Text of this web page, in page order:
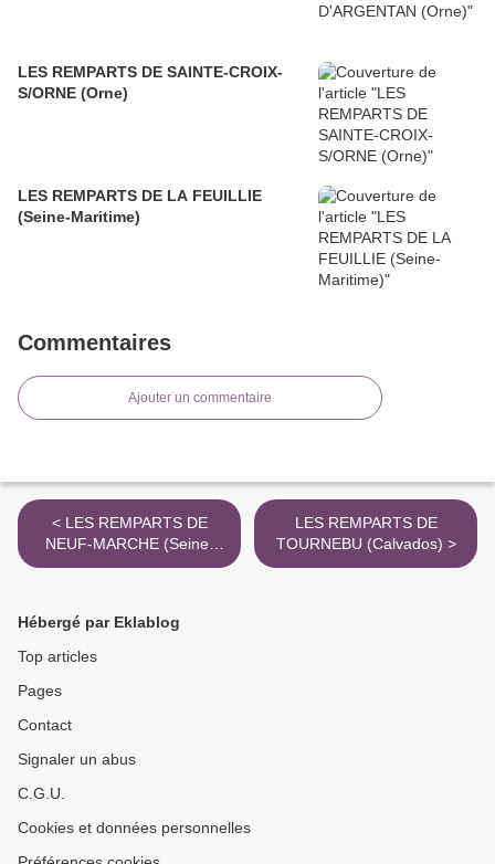
LES REMPARTS DE SAINTE-CROIX-
S/ORNE (Orne)
LES REMPARTS DE LA FEUILLIE
(Seine-Maritime)
Commentaires
Ajouter un commentaire
< LES REMPARTS DE
NEUF-MARCHE (Seine-
Maritime)
LES REMPARTS DE
TOURNEBU (Calvados) >
Hébergé par Eklablog
Top articles
Pages
Contact
Signaler un abus
C.G.U.
Cookies et données personnelles